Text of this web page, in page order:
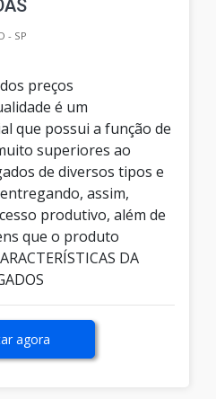
- SP
preços
é um
que possui a função de
superiores ao
de diversos tipos e
assim,
produtivo, além de
que o produto
DA
agora